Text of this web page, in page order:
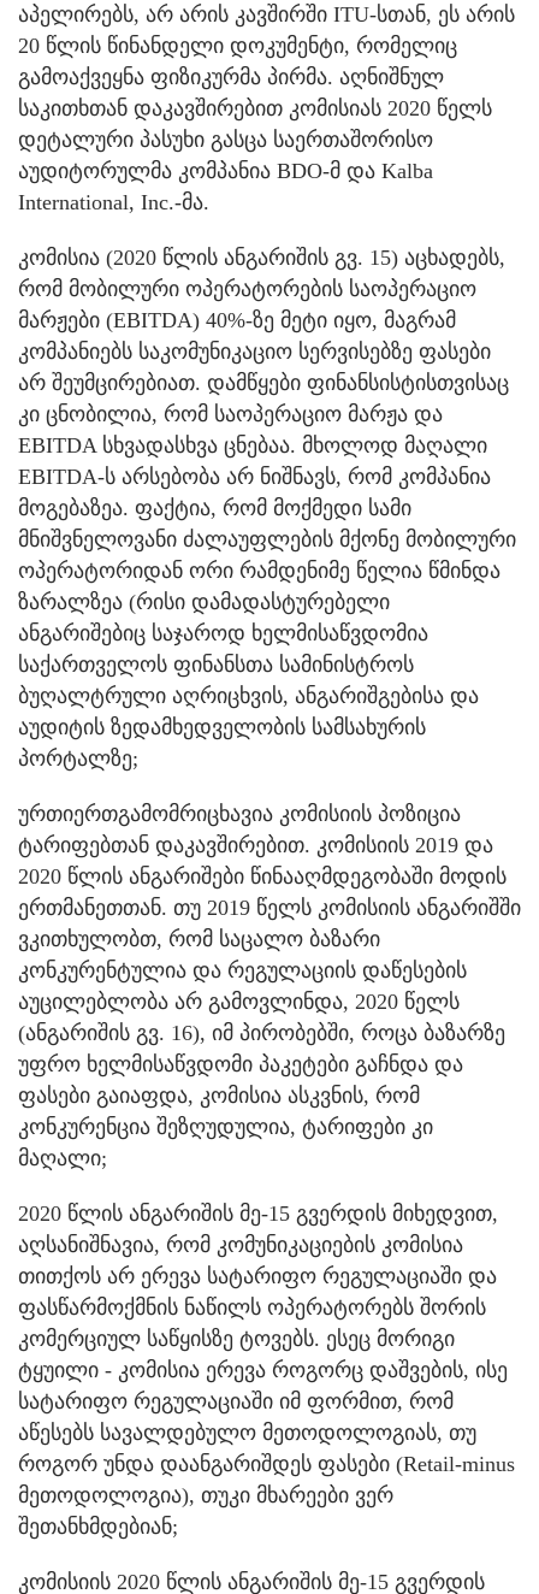
აპელირებს, არ არის კავშირში ITU-სთან, ეს არის
20 წლის წინანდელი დოკუმენტი, რომელიც
გამოაქვეყნა ფიზიკურმა პირმა. აღნიშნულ
საკითხთან დაკავშირებით კომისიას 2020 წელს
დეტალური პასუხი გასცა საერთაშორისო
აუდიტორულმა კომპანია BDO-მ და Kalba
International, Inc.-მა.
კომისია (2020 წლის ანგარიშის გვ. 15) აცხადებს,
რომ მობილური ოპერატორების საოპერაციო
მარჟები (EBITDA) 40%-ზე მეტი იყო, მაგრამ
კომპანიებს საკომუნიკაციო სერვისებზე ფასები
არ შეუმცირებიათ. დამწყები ფინანსისტისთვისაც
კი ცნობილია, რომ საოპერაციო მარჟა და
EBITDA სხვადასხვა ცნებაა. მხოლოდ მაღალი
EBITDA-ს არსებობა არ ნიშნავს, რომ კომპანია
მოგებაზეა. ფაქტია, რომ მოქმედი სამი
მნიშვნელოვანი ძალაუფლების მქონე მობილური
ოპერატორიდან ორი რამდენიმე წელია წმინდა
ზარალზეა (რისი დამადასტურებელი
ანგარიშებიც საჯაროდ ხელმისაწვდომია
საქართველოს ფინანსთა სამინისტროს
ბუღალტრული აღრიცხვის, ანგარიშგებისა და
აუდიტის ზედამხედველობის სამსახურის
პორტალზე;
ურთიერთგამომრიცხავია კომისიის პოზიცია
ტარიფებთან დაკავშირებით. კომისიის 2019 და
2020 წლის ანგარიშები წინააღმდეგობაში მოდის
ერთმანეთთან. თუ 2019 წელს კომისიის ანგარიშში
ვკითხულობთ, რომ საცალო ბაზარი
კონკურენტულია და რეგულაციის დაწესების
აუცილებლობა არ გამოვლინდა, 2020 წელს
(ანგარიშის გვ. 16), იმ პირობებში, როცა ბაზარზე
უფრო ხელმისაწვდომი პაკეტები გაჩნდა და
ფასები გაიაფდა, კომისია ასკვნის, რომ
კონკურენცია შეზღუდულია, ტარიფები კი
მაღალი;
2020 წლის ანგარიშის მე-15 გვერდის მიხედვით,
აღსანიშნავია, რომ კომუნიკაციების კომისია
თითქოს არ ერევა სატარიფო რეგულაციაში და
ფასწარმოქმნის ნაწილს ოპერატორებს შორის
კომერციულ საწყისზე ტოვებს. ესეც მორიგი
ტყუილი - კომისია ერევა როგორც დაშვების, ისე
სატარიფო რეგულაციაში იმ ფორმით, რომ
აწესებს სავალდებულო მეთოდოლოგიას, თუ
როგორ უნდა დაანგარიშდეს ფასები (Retail-minus
მეთოდოლოგია), თუკი მხარეები ვერ
შეთანხმდებიან;
კომისიის 2020 წლის ანგარიშის მე-15 გვერდის